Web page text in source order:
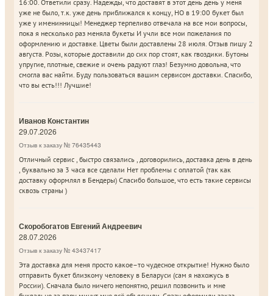
16:00. Ответили сразу. Надежды, что доставят в этот день день у меня
уже не было, т.к. уже день приближался к концу, НО в 19:00 букет был
уже у именинницы! Менеджер терпеливо отвечала на все мои вопросы,
пока я несколько раз меняла букеты И учли все мои пожелания по
оформлению и доставке. Цветы были доставлены 28 июля. Отзыв пишу 2
августа. Розы, которые доставили до сих пор стоят, как гвоздики. Бутоны
упругие, плотные, свежие и очень радуют глаз! Безумно довольна, что
смогла вас найти. Буду пользоваться вашим сервисом доставки. Спасибо,
что вы есть!!! Лучшие!
Иванов Константин
29.07.2026
Отзыв к заказу № 76435443
Отличный сервис , быстро связались , договорились, доставка день в день
, буквально за 3 часа все сделали Нет проблемы с оплатой (так как
доставку оформлял в Бендеры) Спасибо большое, что есть такие сервисы
сквозь страны )
Скоробогатов Евгений Андреевич
28.07.2026
Отзыв к заказу № 43437417
Эта доставка для меня просто какое–то чудесное открытие! Нужно было
отправить букет близкому человеку в Беларуси (сам я нахожусь в
России). Сначала было ничего непонятно, решил позвонить и мне